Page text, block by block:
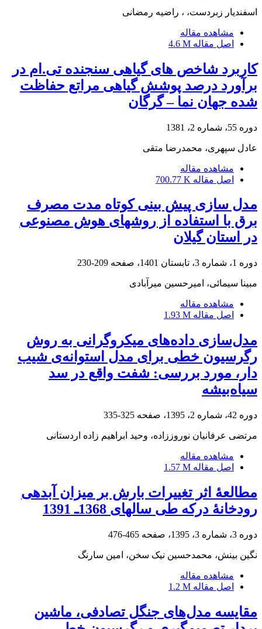
اسفندیار زبردست، ، راضیه رمضانی
مشاهده مقاله
اصل مقاله 4.6 M
کاربرد شاخص های گیاهی سنجنده تی.ام در
برآورد درصد پوشش گیاهی مراتع حفاظت
شده جهان نما – گرگان
دوره 55، شماره 2، 1381
عادل سپهری، محمدرضا متقی
مشاهده مقاله
اصل مقاله 700.77 K
مدل‏ سازی پیش ‏بینی کوتاه ‏مدت مصرف
برق با استفاده از روش‏های هوش مصنوعی
در استان گیلان
دوره 1، شماره 3، تابستان 1401، صفحه 209-230
مبینا سیمائی، امیرحسین میرآبادی
مشاهده مقاله
اصل مقاله 1.93 M
مدل‌سازی داده‌های میکروگرانی به روش
رگرسیون خطی برای مدل استوانه‌ی شیب
دار، مورد بررسی: شفت واقع در سد
سیاه‌بیشه
دوره 42، شماره 2، 1395، صفحه 325-335
مرتضی عرفانیان نوروززاده، وحید ابراهیم زاده اردستانی
مشاهده مقاله
اصل مقاله 1.57 M
مطالعۀ اثر تغییرات بارش بر میزان آبدهی
رودخانۀ درکه طی سال‏های 1368‌ـ 1391
دوره 3، شماره 3، 1395، صفحه 465-476
نگین بینش، محمدحسین نیک سخن، امین سارنگ
مشاهده مقاله
اصل مقاله 1.2 M
مقایسه مدل‌های جنگل تصادفی، ماشین